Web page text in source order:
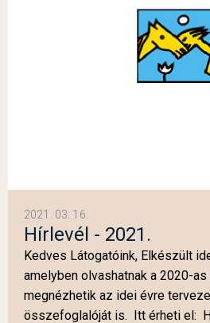
2021. 03. 16.
Hírlevél - 2021.
Kedves Látogatóink, Elkészült
amelyben olvashatnak a 2020-
megnézhetik az idei évre
összefoglalóját is. Itt érheti el: